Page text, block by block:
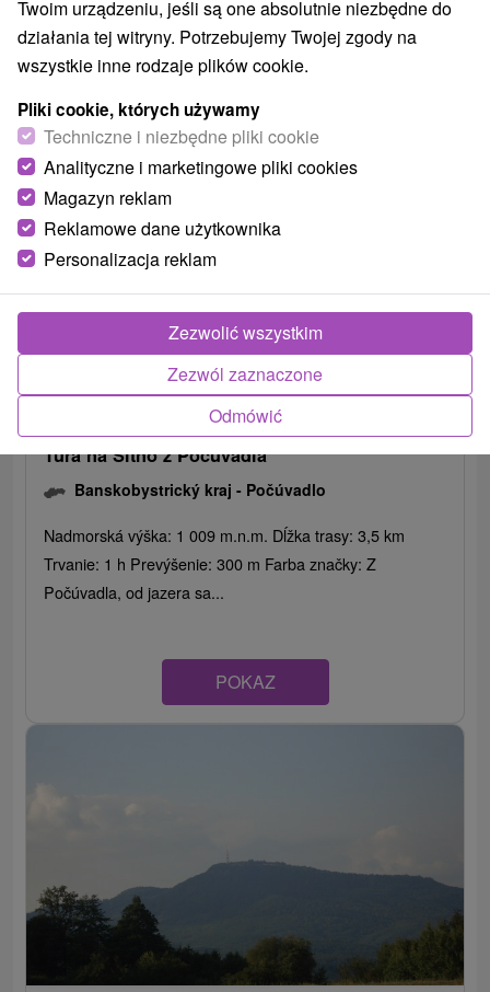
Muzea i galerie(3) Atrakcje turystyczne(13)
Banská Štiavnica(2) Tlmače(1)
Túra na Sitno z Počúvadla
Banskobystrický kraj - Počúvadlo
Nadmorská výška: 1 009 m.n.m. Dĺžka trasy: 3,5 km
Trvanie: 1 h Prevýšenie: 300 m Farba značky: Z
Počúvadla, od jazera sa...
POKAZ
Twoim urządzeniu, jeśli są one absolutnie niezbędne do
działania tej witryny. Potrzebujemy Twojej zgody na
wszystkie inne rodzaje plików cookie.
Pliki cookie, których używamy
Techniczne i niezbędne pliki cookie
Analityczne i marketingowe pliki cookies
Magazyn reklam
Reklamowe dane użytkownika
Personalizacja reklam
Odmówić
Zezwól zaznaczone
Zezwolić wszystkim